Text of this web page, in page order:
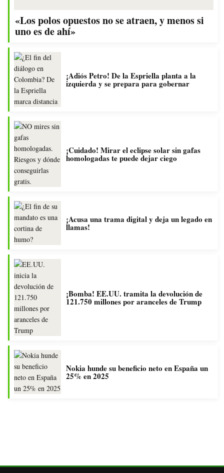
«Los polos opuestos no se atraen, y menos si
uno es de ahí»
¡Adiós Petro! De la Espriella planta a la
izquierda y se prepara para gobernar
¡Cuidado! Mirar el eclipse solar sin gafas
homologadas te puede dejar ciego
¡Acusa una trama digital y deja un legado en
llamas!
¡Bomba! EE.UU. tramita la devolución de
121.750 millones por aranceles de Trump
Nokia hunde su beneficio neto en España un
25% en 2025